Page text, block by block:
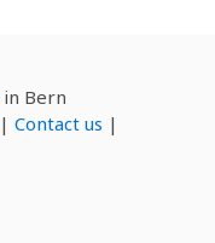
in Bern
| Contact us |